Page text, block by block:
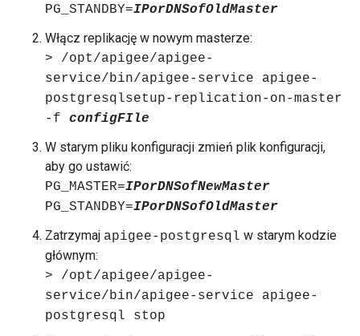
PG_STANDBY=IPorDNSofOldMaster
Włącz replikację w nowym masterze:
> /opt/apigee/apigee-
service/bin/apigee-service apigee-
postgresqlsetup-replication-on-master
-f configFIle
W starym pliku konfiguracji zmień plik konfiguracji,
aby go ustawić:
PG_MASTER=IPorDNSofNewMaster
PG_STANDBY=IPorDNSofOldMaster
Zatrzymaj apigee-postgresql w starym kodzie
głównym:
> /opt/apigee/apigee-
service/bin/apigee-service apigee-
postgresql stop